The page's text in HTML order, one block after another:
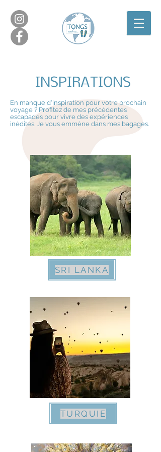
INSPIRATIONS
En manque d'inspiration pour votre prochain
voyage ? Profitez de mes précédentes
escapades pour vivre des expériences
inédites. Je vous emmène dans mes bagages.
SRI LANKA
TURQUIE